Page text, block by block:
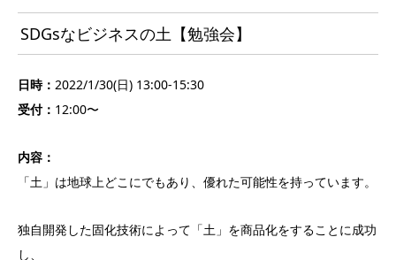
SDGsなビジネスの土【勉強会】
日時： 2022/1/30(日) 13:00-15:30
受付： 12:00〜
内容：
「土」は地球上どこにでもあり、優れた可能性を持っています。
独自開発した固化技術によって「土」を商品化をすることに成功
し、